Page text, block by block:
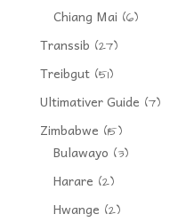
Chiang Mai (6)
Transsib (27)
Treibgut(51)
Ultimativer Guide (7)
Zimbabwe (15)
Bulawayo (3)
Harare (2)
Hwange (2)